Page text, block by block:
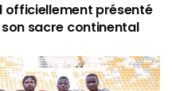
officiellement présenté
sacre continental